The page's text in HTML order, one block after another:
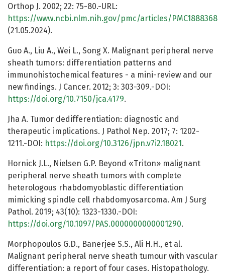
Orthop J. 2002; 22: 75-80.-URL:
https://www.ncbi.nlm.nih.gov/pmc/articles/PMC1888368
(21.05.2024).
Guo A., Liu A., Wei L., Song X. Malignant peripheral nerve
sheath tumors: differentiation patterns and
immunohistochemical features - a mini-review and our
new findings. J Cancer. 2012; 3: 303-309.-DOI:
https://doi.org/10.7150/jca.4179.
Jha A. Tumor dedifferentiation: diagnostic and
therapeutic implications. J Pathol Nep. 2017; 7: 1202-
1211.-DOI: https://doi.org/10.3126/jpn.v7i2.18021 .
Hornick J.L., Nielsen G.P. Beyond «Triton» malignant
peripheral nerve sheath tumors with complete
heterologous rhabdomyoblastic differentiation
mimicking spindle cell rhabdomyosarcoma. Am J Surg
Pathol. 2019; 43(10): 1323-1330.-DOI:
https://doi.org/10.1097/PAS.0000000000001290.
Morphopoulos G.D., Banerjee S.S., Ali H.H., et al.
Malignant peripheral nerve sheath tumour with vascular
differentiation: a report of four cases. Histopathology.